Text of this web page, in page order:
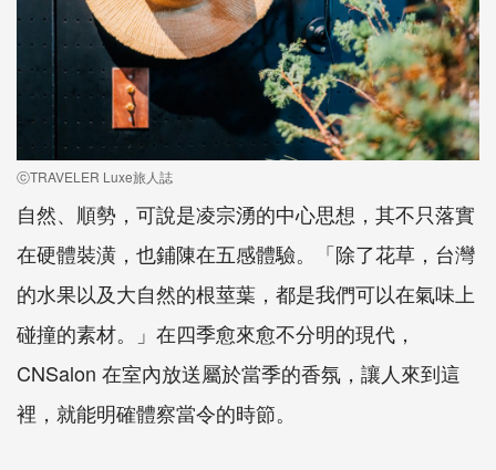
ⓒTRAVELER Luxe旅人誌
自然、順勢，可說是凌宗湧的中心思想，其不只落實
在硬體裝潢，也鋪陳在五感體驗。「除了花草，台灣
的水果以及大自然的根莖葉，都是我們可以在氣味上
碰撞的素材。」在四季愈來愈不分明的現代，
CNSalon 在室內放送屬於當季的香氛，讓人來到這
裡，就能明確體察當令的時節。